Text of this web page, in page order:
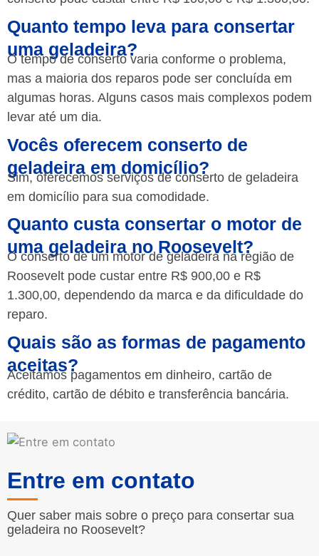
Quanto tempo leva para consertar
uma geladeira?
O tempo de conserto varia conforme o problema,
mas a maioria dos reparos pode ser concluída em
algumas horas. Alguns casos mais complexos podem
levar até um dia.
Vocês oferecem conserto de
geladeira em domicílio?
Sim, oferecemos serviços de conserto de geladeira
em domicílio para sua comodidade.
Quanto custa consertar o motor de
uma geladeira no Roosevelt?
O conserto de um motor de geladeira na região de
Roosevelt pode custar entre R$ 900,00 e R$
1.300,00, dependendo da marca e da dificuldade do
reparo.
Quais são as formas de pagamento
aceitas?
Aceitamos pagamentos em dinheiro, cartão de
crédito, cartão de débito e transferência bancária.
Entre em contato
Quer saber mais sobre o preço para consertar sua
geladeira no Roosevelt?